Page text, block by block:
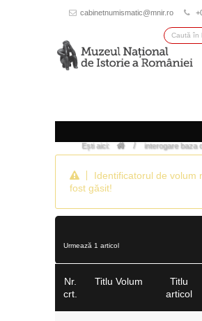
cabinetnumismatic@mnir.ro
Ești aici: / interogare baza
Identificatorul de volum
fost găsit!
Urmează 1 articol
Nr.
crt.
Titlu Volum
Titlu
articol